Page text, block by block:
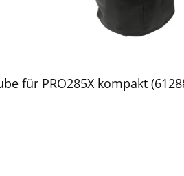
für PRO285X kompakt